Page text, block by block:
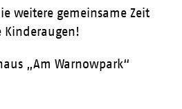
weitere gemeinsame Zeit
Kinderaugen!
„Am Warnowpark“